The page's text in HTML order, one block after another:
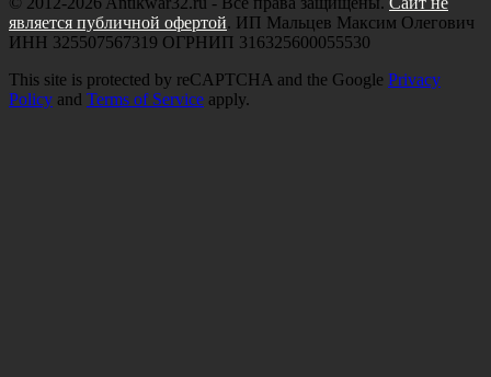
является публичной офертой. ИП Мальцев Максим Олегович
ИНН 325507567319 ОГРНИП 316325600055530
This site is protected by reCAPTCHA and the Google Privacy
Policy and Terms of Service apply.